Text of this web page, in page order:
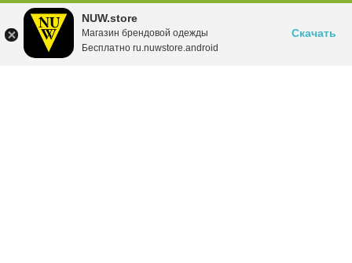
NUW.store
Магазин брендовой одежды
Бесплатно ru.nuwstore.android
Скачать